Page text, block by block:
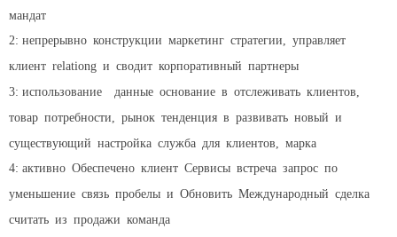
мандат
2: непрерывно конструкции маркетинг стратегии, управляет
клиент relationg и сводит корпоративный партнеры
3: использование
данные основание в отслеживать клиентов,
товар потребности, рынок тенденция в развивать новый и
существующий настройка служба для клиентов,
марка
4: активно Обеспечено клиент Сервисы встреча запрос по
уменьшение связь пробелы и Обновить Международный сделка
считать из продажи команда